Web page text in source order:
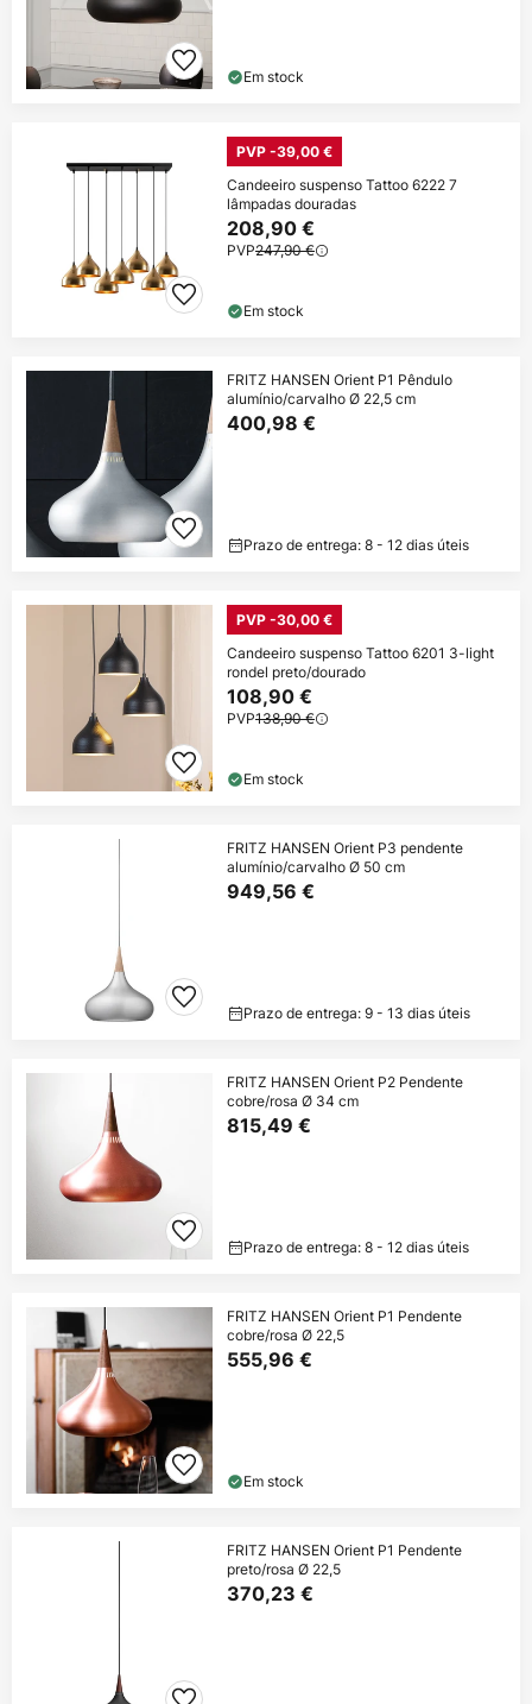
Em stock
PVP -39,00 €
Candeeiro suspenso Tattoo 6222 7
lâmpadas douradas
208,90 €
PVP247,90 €
Em stock
FRITZ HANSEN Orient P1 Pêndulo
alumínio/carvalho Ø 22,5 cm
400,98 €
Prazo de entrega: 8 - 12 dias úteis
PVP -30,00 €
Candeeiro suspenso Tattoo 6201 3-light
rondel preto/dourado
108,90 €
PVP138,90 €
Em stock
FRITZ HANSEN Orient P3 pendente
alumínio/carvalho Ø 50 cm
949,56 €
Prazo de entrega: 9 - 13 dias úteis
FRITZ HANSEN Orient P2 Pendente
cobre/rosa Ø 34 cm
815,49 €
Prazo de entrega: 8 - 12 dias úteis
FRITZ HANSEN Orient P1 Pendente
cobre/rosa Ø 22,5
555,96 €
Em stock
FRITZ HANSEN Orient P1 Pendente
preto/rosa Ø 22,5
370,23 €